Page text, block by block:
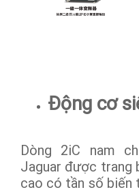
Động cơ
Dòng 2iC nam
Jaguar được trang
cao có tần số biến